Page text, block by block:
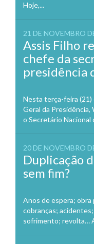
Hoje,...
21 DE NOVEMBRO
Assis Filho
chefe da
presidência
Nesta terça-feira
Geral da
o Secretário Nacional
20 DE NOVEMBRO
Duplicação
sem fim?
Anos de espera;
cobranças;
sofrimento; revolta…